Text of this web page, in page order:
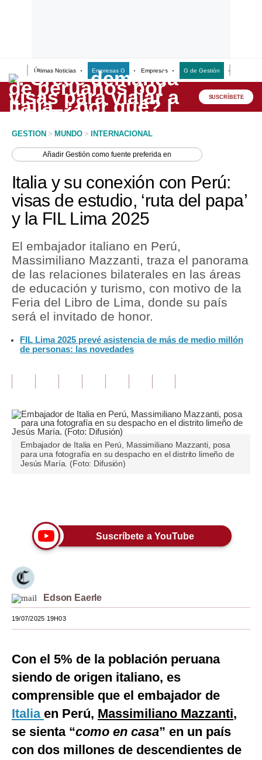
Últimas Noticias Empresas G Empresas G de Gestión
Lo último
Peru Quiosco
Economía
Mercados
Política
Tu Dinero
Finanzas Personales
Plus G
Opinión
Pregunta de hoy
Blogs
Moda
Mundo
España
Internacional
Tecnología
Club del Suscriptor
Mix
SUSCRÍBETE
GESTION > MUNDO > INTERNACIONAL
AñadirGestión como fuente preferida en
Italia y su conexión con Perú:
visas de estudio, ‘ruta del papa’
y la FIL Lima 2025
El embajador italiano en Perú,
Massimiliano Mazzanti, traza el panorama
de las relaciones bilaterales en las áreas
de educación y turismo, con motivo de la
Feria del Libro de Lima, donde su país
será el invitado de honor.
FIL Lima 2025 prevé asistencia de más de medio millón
de personas: las novedades
Embajador de Italia en Perú, Massimiliano Mazzanti, posa
para una fotografía en su despacho en el distrito limeño de
Jesús María. (Foto: Difusión)
Suscríbete a YouTube
Edson Eaerle
19/07/2025 19H03
Con el 5% de la población peruana
siendo de origen italiano, es
comprensible que el embajador de
Italia en Perú, Massimiliano Mazzanti,
se sienta “como en casa” en un país
con dos millones de descendientes de